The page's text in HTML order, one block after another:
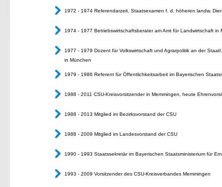
1972 - 1974 Referendarzeit, Staatsexamen f. d. höheren landw.
1974 - 1977 Betriebswirtschaftsberater am Amt fürLandwirtschaft in
1977 - 1979 Dozent für Volkswirtschaft und Agrarpolitik an der
in München
1979 - 1986 Referent für Öffentlichkeitsarbeit im Bayerischen
1988 - 2011 CSU-Kreisvorsitzender in Memmingen, heute
1988 - 2013 Mitglied im Bezirksvorstand der CSU
1988 - 2009 Mitglied im Landesvorstand der CSU
1990 - 1993 Staatssekretär im Bayerischen Staatsministerium für
1993 - 2009 Vorsitzender des CSU-Kreisverbandes Memmingen